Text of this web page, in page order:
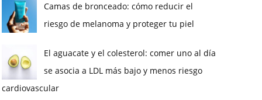
Camas de bronceado: cómo reducir el
riesgo de melanoma y proteger tu piel
El aguacate y el colesterol: comer uno al día
se asocia a LDL más bajo y menos riesgo
cardiovascular